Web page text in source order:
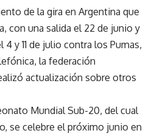
de la gira en Argentina que
con una salida el 22 de junio y
y 11 de julio contra los Pumas,
la federación
actualización sobre otros
Mundial Sub-20, del cual
se celebre el próximo junio en